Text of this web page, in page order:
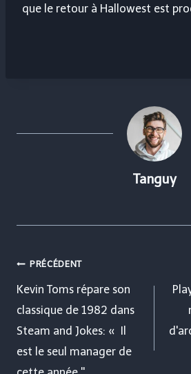
que le retour à Hallowest est
Tanguy
Navigation
de
l’article
PRÉCÉDENT
Kevin Toms répare son
classique de 1982 dans
Steam and Jokes: « Il
est le seul manager de